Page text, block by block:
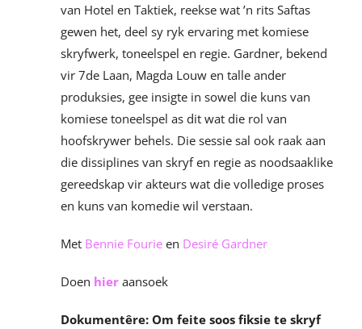
van Hotel en Taktiek, reekse wat ’n rits Saftas
gewen het, deel sy ryk ervaring met komiese
skryfwerk, toneelspel en regie. Gardner, bekend
vir 7de Laan, Magda Louw en talle ander
produksies, gee insigte in sowel die kuns van
komiese toneelspel as dit wat die rol van
hoofskrywer behels. Die sessie sal ook raak aan
die dissiplines van skryf en regie as noodsaaklike
gereedskap vir akteurs wat die volledige proses
en kuns van komedie wil verstaan.
Met Bennie Fourieen Desiré Gardner
Doen hieraansoek
Dokumentêre: Om feite soos fiksie te skryf